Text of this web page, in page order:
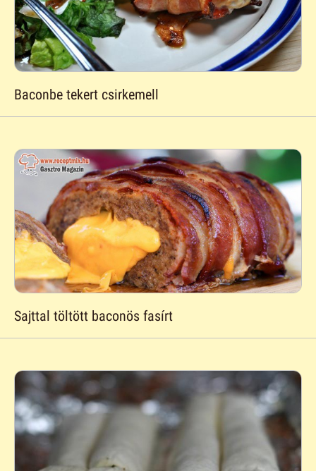
Baconbe tekert csirkemell
Sajttal töltött baconös fasírt